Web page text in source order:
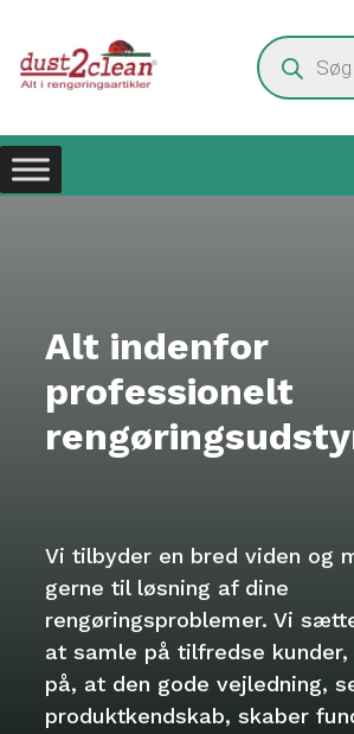
indhold
Products
search
Alt indenfor
professionelt
Vi tilbyder en bred viden og
gerne til løsning af dine
rengøringsproblemer. Vi
at samle på tilfredse
på, at den gode vejledning,
produktkendskab, skaber